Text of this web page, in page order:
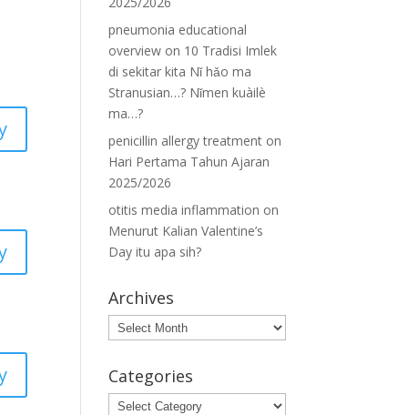
pneumonia educational
overview on 10 Tradisi Imlek
di sekitar kita Nǐ hǎo ma
Stranusian…? Nǐmen kuàilè
ma…?
penicillin allergy treatment on
Hari Pertama Tahun Ajaran
2025/2026
otitis media inflammation on
Menurut Kalian Valentine’s
Day itu apa sih?
Archives
Archives
Categories
Categories